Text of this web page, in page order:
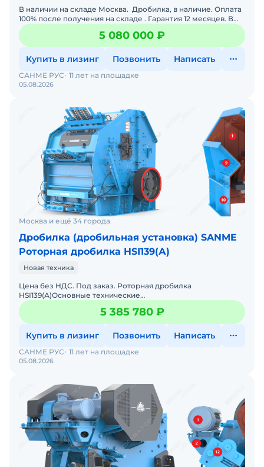
В наличии на складе Москва. Дробилка, в наличие. Оплата
100% после получения на складе . Гарантия 12 месяцев. В
стоимость включен выезд инженера для прин
5 080 000 ₽
Купить в лизинг Позвонить Написать
05.08.2026
САНМЕ РУС 11 лет на площадке
Москва и ещё 34 города
Дробилка (дробильная установка) SANME
Роторная дробилка HSI139(А)
Новая техника
Цена без НДС. Под заказ. Роторная дробилка
HSI139(А)Основные технические
характеристики:Электродвигатель, мощность 160 кВт
Производительность – до 150 т/
5 385 780 ₽
Купить в лизинг Позвонить Написать
05.08.2026
САНМЕ РУС 11 лет на площадке